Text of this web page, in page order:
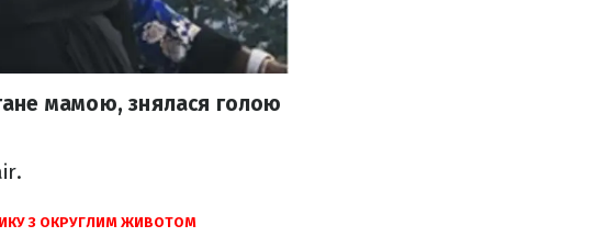
мамою, знялася голою
З ОКРУГЛИМ ЖИВОТОМ